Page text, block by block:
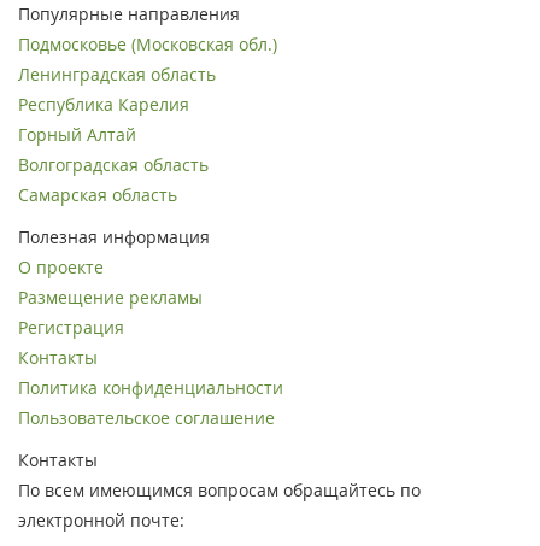
Популярные направления
Подмосковье (Московская обл.)
Ленинградская область
Республика Карелия
Горный Алтай
Волгоградская область
Самарская область
Полезная информация
О проекте
Размещение рекламы
Регистрация
Контакты
Политика конфиденциальности
Пользовательское соглашение
Контакты
По всем имеющимся вопросам обращайтесь по
электронной почте: